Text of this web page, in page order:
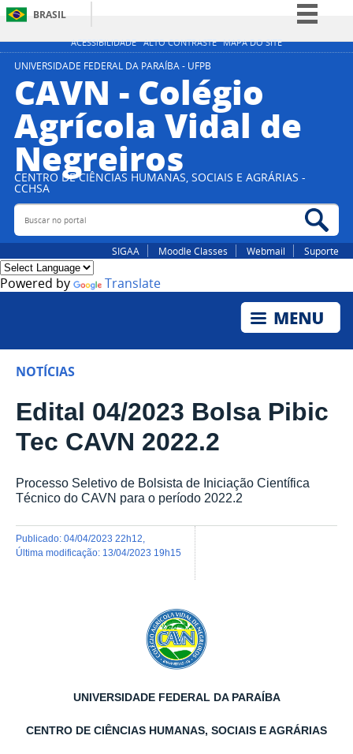
ACESSIBILIDADE ALTO CONTRASTE MAPA DO SITE
BRASIL
Simplifique!
Participe
Acesso à informação
Legislação
UNIVERSIDADE FEDERAL DA PARAÍBA - UFPB
CAVN - Colégio
Agrícola Vidal de
Negreiros
CENTRO DE CIÊNCIAS HUMANAS, SOCIAIS E AGRÁRIAS -
CCHSA
Buscar no portal
SIGAA Moodle Classes Webmail Suporte
Powered by Translate
NOTÍCIAS
Edital 04/2023 Bolsa Pibic
Tec CAVN 2022.2
Processo Seletivo de Bolsista de Iniciação Científica
Técnico do CAVN para o período 2022.2
publicado: 04/04/2023 22h12
última modificação: 13/04/2023 19h15
UNIVERSIDADE FEDERAL DA PARAÍBA
CENTRO DE CIÊNCIAS HUMANAS, SOCIAIS E AGRÁRIAS